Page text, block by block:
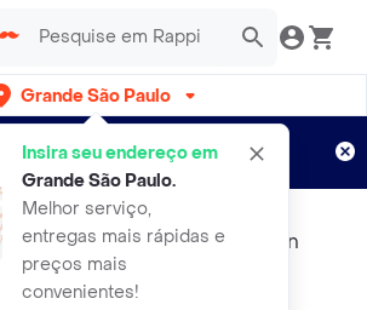
Grande São Paulo
Insira seu endereço em
Grande São Paulo.
Melhor serviço,
entregas mais rápidas e
preços mais
convenientes!
grátis por 15 dias!
Aplicam T&C